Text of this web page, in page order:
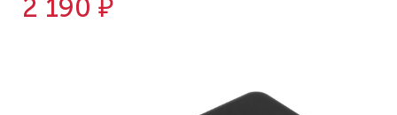
2 190 ₽